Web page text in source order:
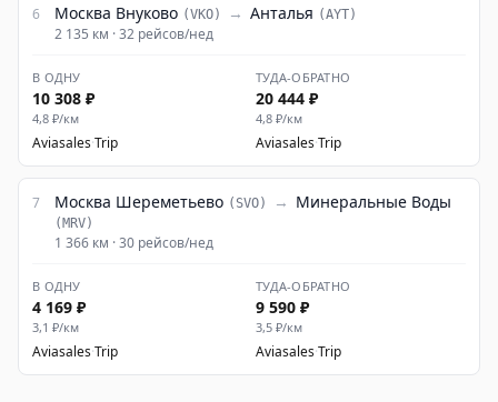
6 Москва Внуково (VKO) → Анталья (AYT)
2 135 км ·32 рейсов/нед
В ОДНУ
10 308 ₽
4,8 ₽/км
Aviasales·Trip
ТУДА-ОБРАТНО
20 444 ₽
4,8 ₽/км
Aviasales·Trip
7 Москва Шереметьево ( SVO) → Минеральные Воды
(MRV)
1 366 км ·30 рейсов/нед
В ОДНУ
4 169 ₽
3,1 ₽/км
Aviasales·Trip
ТУДА-ОБРАТНО
9 590 ₽
3,5 ₽/км
Aviasales·Trip